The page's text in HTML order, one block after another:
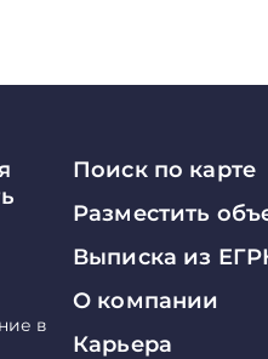
в
Поиск по карте
Разместить
Выписка из
О компании
Карьера